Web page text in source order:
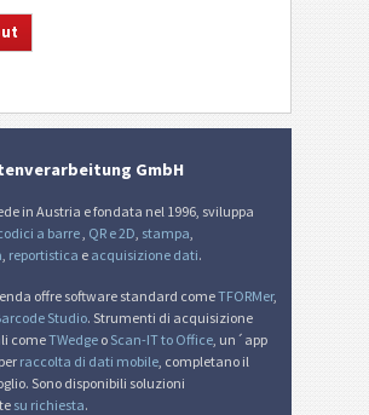
GmbH
in Austria e fondata nel 1996, sviluppa
a barre QR e 2D stampa
reportistica e acquisizione dati.
offre software standard comeTFORMer,
Studio. Strumenti di acquisizione
comeTWedge o Scan-IT to Office , un´app
raccolta di dati mobile , completano il
Sono disponibili soluzioni
su richiesta.